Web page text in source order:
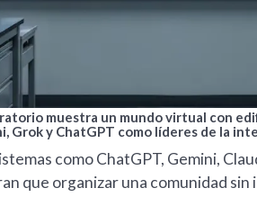
muestra un mundo virtual con
Grok y ChatGPT como líderes de la
como ChatGPT, Gemini,
que organizar una comunidad